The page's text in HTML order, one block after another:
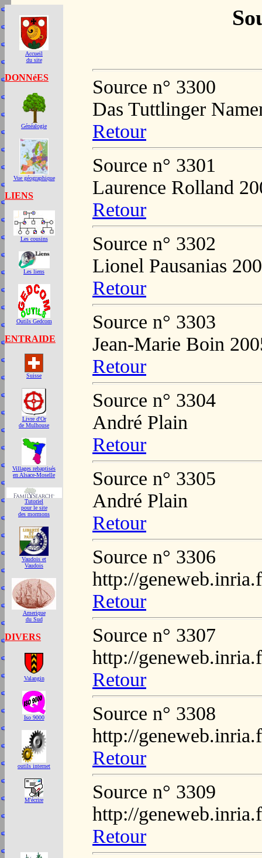
Accueil
du site
DONNéES
Généalogie
Vue géographique
LIENS
Les cousins
Les liens
Outils Gedcom
ENTRAIDE
Suisse
Livre d'Or
de Mulhouse
Villages rebaptisés
en Alsace-Moselle
Tutoriel
pour le site
des mormons
Vaudois et
Vaudois
Amerique
du Sud
DIVERS
Valangin
Iso 9000
outils internet
M'écrire
Source n° 3300
Das Tuttlinger
Retour
Source n° 3301
Laurence Rolland
Retour
Source n° 3302
Lionel Pausanias
Retour
Source n° 3303
Jean-Marie Boin
Retour
Source n° 3304
André Plain
Retour
Source n° 3305
André Plain
Retour
Source n° 3306
http://
Retour
Source n° 3307
http://
Retour
Source n° 3308
http://
Retour
Source n° 3309
http://
Retour